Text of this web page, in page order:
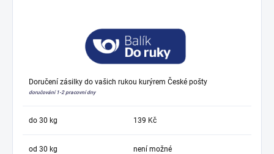
Doručení zásilky do vašich rukou kurýrem České pošty
doručování 1-2 pracovní dny
do 30 kg 139 Kč
od 30 kg není možné